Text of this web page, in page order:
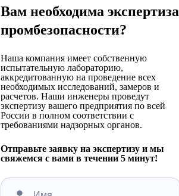
Вам необходима экспертиза
промбезопасности?
Наша компания имеет собственную
испытательную лабораторию,
аккредитованную на проведение всех
необходимых исследований, замеров и
расчетов. Наши инженеры проведут
экспертизу вашего предприятия по всей
России в полном соответствии с
требованиями надзорных органов.
Отправьте заявку на экспертизу и мы
свяжемся с вами в течении 5 минут!